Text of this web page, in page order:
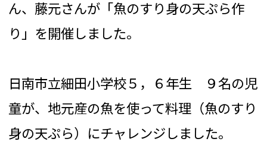
ん、藤元さんが「魚のすり身の天ぷら作
り」を開催しました。
日南市立細田小学校５，６年生 ９名の児
童が、地元産の魚を使って料理（魚のすり
身の天ぷら）にチャレンジしました。